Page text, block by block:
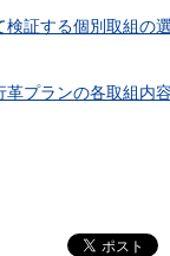
検証する個別取組の
革プランの各取組内